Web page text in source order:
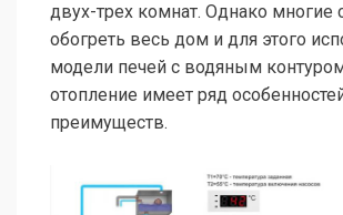
двух-трех комнат. Однако многие
обогреть весь дом и для этого
модели печей с водяным
отопление имеет ряд
преимуществ.